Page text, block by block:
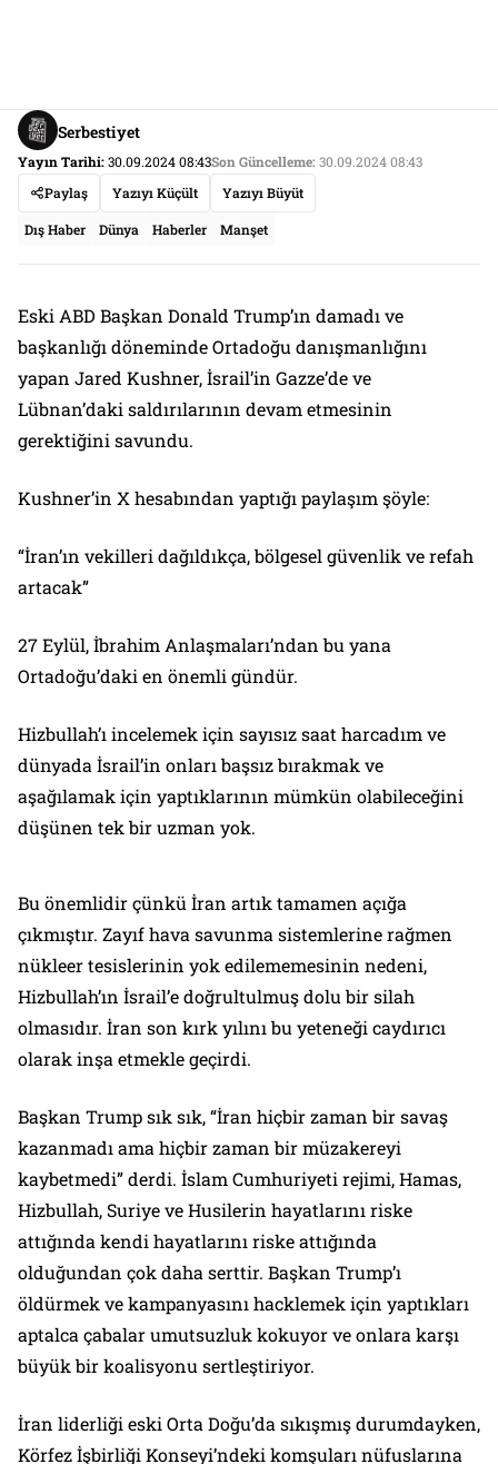
Serbestiyet
Yayın Tarihi:30.09.2024 08:43Son Güncelleme:30.09.2024 08:43
Paylaş
Yazıyı Küçült Yazıyı Büyüt
Dış Haber Dünya Haberler Manşet
Eski ABD Başkan Donald Trump’ın damadı ve
başkanlığı döneminde Ortadoğu danışmanlığını
yapan Jared Kushner, İsrail’in Gazze’de ve
Lübnan’daki saldırılarının devam etmesinin
gerektiğini savundu.
Kushner’in X hesabından yaptığı paylaşım şöyle:
“İran’ın vekilleri dağıldıkça, bölgesel güvenlik ve refah
artacak”
27 Eylül, İbrahim Anlaşmaları’ndan bu yana
Ortadoğu’daki en önemli gündür.
Hizbullah’ı incelemek için sayısız saat harcadım ve
dünyada İsrail’in onları başsız bırakmak ve
aşağılamak için yaptıklarının mümkün olabileceğini
düşünen tek bir uzman yok.
Bu önemlidir çünkü İran artık tamamen açığa
çıkmıştır. Zayıf hava savunma sistemlerine rağmen
nükleer tesislerinin yok edilememesinin nedeni,
Hizbullah’ın İsrail’e doğrultulmuş dolu bir silah
olmasıdır. İran son kırk yılını bu yeteneği caydırıcı
olarak inşa etmekle geçirdi.
Başkan Trump sık sık, “İran hiçbir zaman bir savaş
kazanmadı ama hiçbir zaman bir müzakereyi
kaybetmedi” derdi. İslam Cumhuriyeti rejimi, Hamas,
Hizbullah, Suriye ve Husilerin hayatlarını riske
attığında kendi hayatlarını riske attığında
olduğundan çok daha serttir. Başkan Trump’ı
öldürmek ve kampanyasını hacklemek için yaptıkları
aptalca çabalar umutsuzluk kokuyor ve onlara karşı
büyük bir koalisyonu sertleştiriyor.
İran liderliği eski Orta Doğu’da sıkışmış durumdayken,
Körfez İşbirliği Konseyi’ndeki komşuları nüfuslarına